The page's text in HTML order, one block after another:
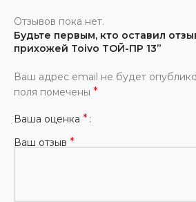
Отзывов пока нет.
Будьте первым, кто оставил
прихожей Toivo ТОЙ-ПР 13”
Ваш адрес email не будет
поля помечены *
Ваша оценка *
Ваш отзыв *